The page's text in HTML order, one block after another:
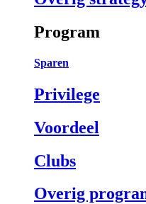
Program
Sparen
Privilege
Voordeel
Clubs
Overig